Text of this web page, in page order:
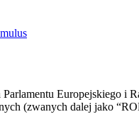
Europejskiego
(zwanych dalej jako